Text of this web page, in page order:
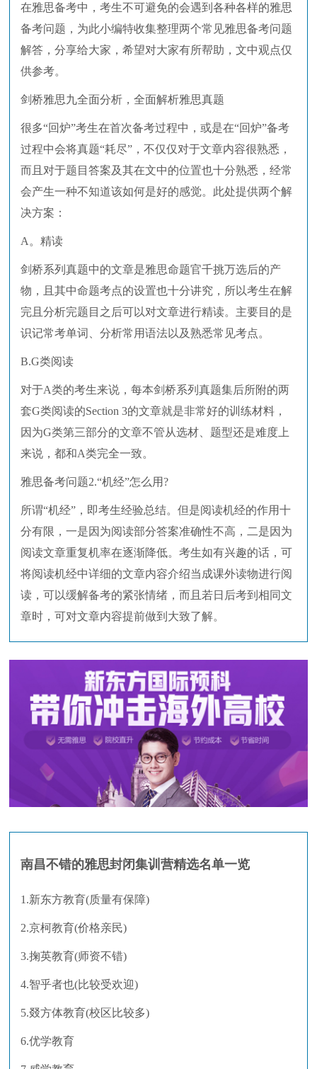
在雅思备考中，考生不可避免的会遇到各种各样的雅思
备考问题，为此小编特收集整理两个常见雅思备考问题
解答，分享给大家，希望对大家有所帮助，文中观点仅
供参考。
剑桥雅思九全面分析，全面解析雅思真题
很多“回炉”考生在首次备考过程中，或是在“回炉”备考
过程中会将真题“耗尽”，不仅仅对于文章内容很熟悉，
而且对于题目答案及其在文中的位置也十分熟悉，经常
会产生一种不知道该如何是好的感觉。此处提供两个解
决方案：
A。精读
剑桥系列真题中的文章是雅思命题官千挑万选后的产
物，且其中命题考点的设置也十分讲究，所以考生在解
完且分析完题目之后可以对文章进行精读。主要目的是
识记常考单词、分析常用语法以及熟悉常见考点。
B.G类阅读
对于A类的考生来说，每本剑桥系列真题集后所附的两
套G类阅读的Section 3的文章就是非常好的训练材料，
因为G类第三部分的文章不管从选材、题型还是难度上
来说，都和A类完全一致。
雅思备考问题2.“机经”怎么用?
所谓“机经”，即考生经验总结。但是阅读机经的作用十
分有限，一是因为阅读部分答案准确性不高，二是因为
阅读文章重复机率在逐渐降低。考生如有兴趣的话，可
将阅读机经中详细的文章内容介绍当成课外读物进行阅
读，可以缓解备考的紧张情绪，而且若日后考到相同文
章时，可对文章内容提前做到大致了解。
南昌不错的雅思封闭集训营精选名单一览
1.新东方教育(质量有保障)
2.京柯教育(价格亲民)
3.掬英教育(师资不错)
4.智乎者也(比较受欢迎)
5.叕方体教育(校区比较多)
6.优学教育